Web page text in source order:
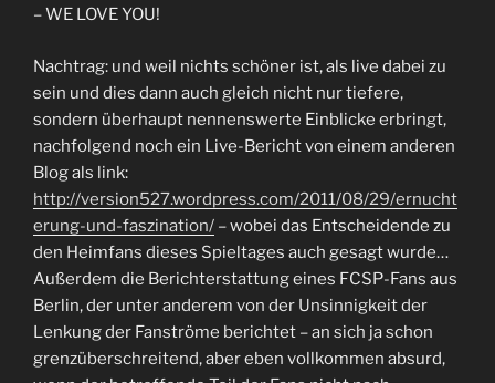
– WE LOVE YOU!
Nachtrag: und weil nichts schöner ist, als live dabei zu
sein und dies dann auch gleich nicht nur tiefere,
sondern überhaupt nennenswerte Einblicke erbringt,
nachfolgend noch ein Live-Bericht von einem anderen
Blog als link:
http://version527.wordpress.com/2011/08/29/ernucht
erung-und-faszination/ – wobei das Entscheidende zu
den Heimfans dieses Spieltages auch gesagt wurde…
Außerdem die Berichterstattung eines FCSP-Fans aus
Berlin, der unter anderem von der Unsinnigkeit der
Lenkung der Fanströme berichtet – an sich ja schon
grenzüberschreitend, aber eben vollkommen absurd,